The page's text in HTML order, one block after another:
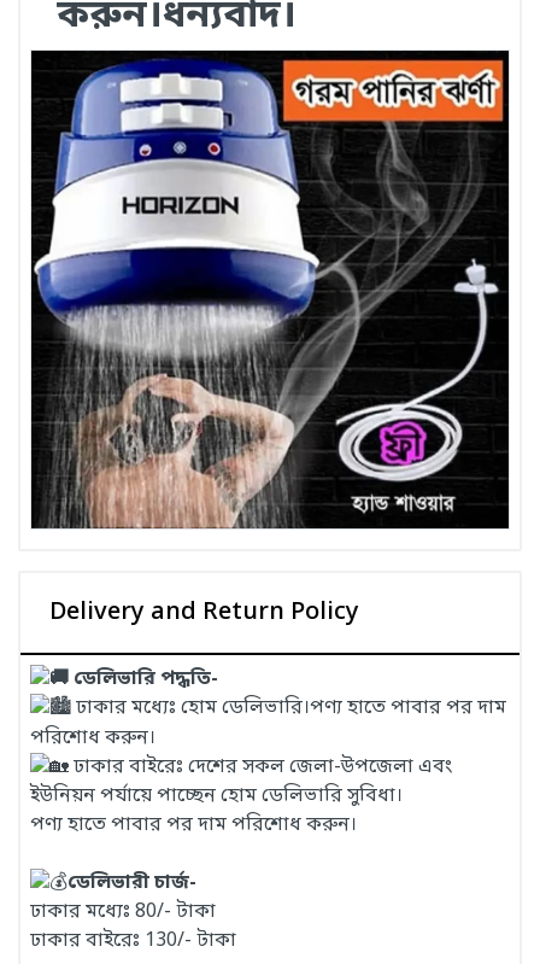
করুন।ধন্যবাদ।
Delivery and Return Policy
ডেলিভারি পদ্ধতি-
ঢাকার মধ্যেঃ হোম ডেলিভারি।পণ্য হাতে পাবার পর দাম
পরিশোধ করুন।
ঢাকার বাইরেঃ দেশের সকল জেলা-উপজেলা এবং
ইউনিয়ন পর্যায়ে পাচ্ছেন হোম ডেলিভারি সুবিধা।
পণ্য হাতে পাবার পর দাম পরিশোধ করুন।
ডেলিভারী চার্জ-
ঢাকার মধ্যেঃ 80/- টাকা
ঢাকার বাইরেঃ 130/- টাকা